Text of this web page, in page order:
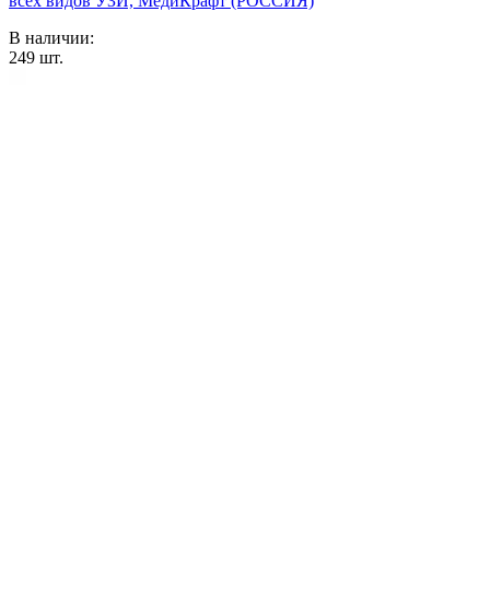
В наличии:
249 шт.